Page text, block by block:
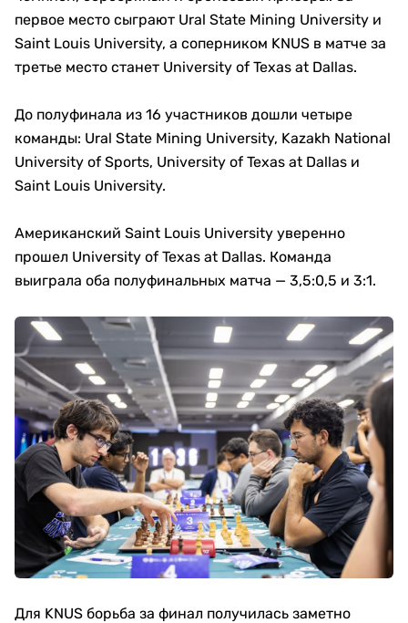
первое место сыграют Ural State Mining University и
Saint Louis University, а соперником KNUS в матче за
третье место станет University of Texas at Dallas.
До полуфинала из 16 участников дошли четыре
команды: Ural State Mining University, Kazakh National
University of Sports, University of Texas at Dallas и
Saint Louis University.
Американский Saint Louis University уверенно
прошел University of Texas at Dallas. Команда
выиграла оба полуфинальных матча — 3,5:0,5 и 3:1.
Для KNUS борьба за финал получилась заметно